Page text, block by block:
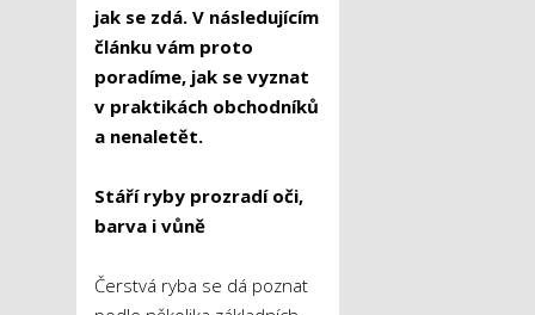
jak se zdá. V následujícím
článku vám proto
poradíme, jak se vyznat
v praktikách obchodníků
a nenaletět.
Stáří ryby prozradí oči,
barva i vůně
Čerstvá ryba se dá poznat